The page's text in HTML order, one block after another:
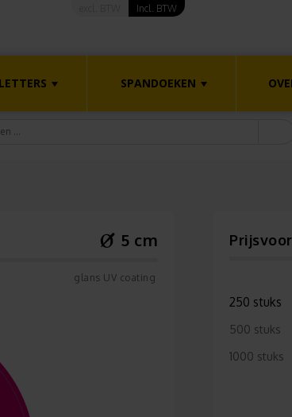
SPANDOEKEN
Incl. BTW
5 cm
glans UV coating
250 stuks
500 stuks
1000 stuks